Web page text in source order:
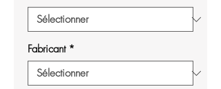
Fabricant *